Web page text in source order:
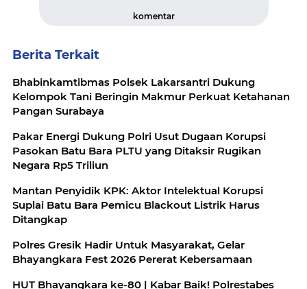
komentar
Berita Terkait
Bhabinkamtibmas Polsek Lakarsantri Dukung
Kelompok Tani Beringin Makmur Perkuat Ketahanan
Pangan Surabaya
Pakar Energi Dukung Polri Usut Dugaan Korupsi
Pasokan Batu Bara PLTU yang Ditaksir Rugikan
Negara Rp5 Triliun
Mantan Penyidik KPK: Aktor Intelektual Korupsi
Suplai Batu Bara Pemicu Blackout Listrik Harus
Ditangkap
Polres Gresik Hadir Untuk Masyarakat, Gelar
Bhayangkara Fest 2026 Pererat Kebersamaan
HUT Bhayangkara ke-80 | Kabar Baik! Polrestabes